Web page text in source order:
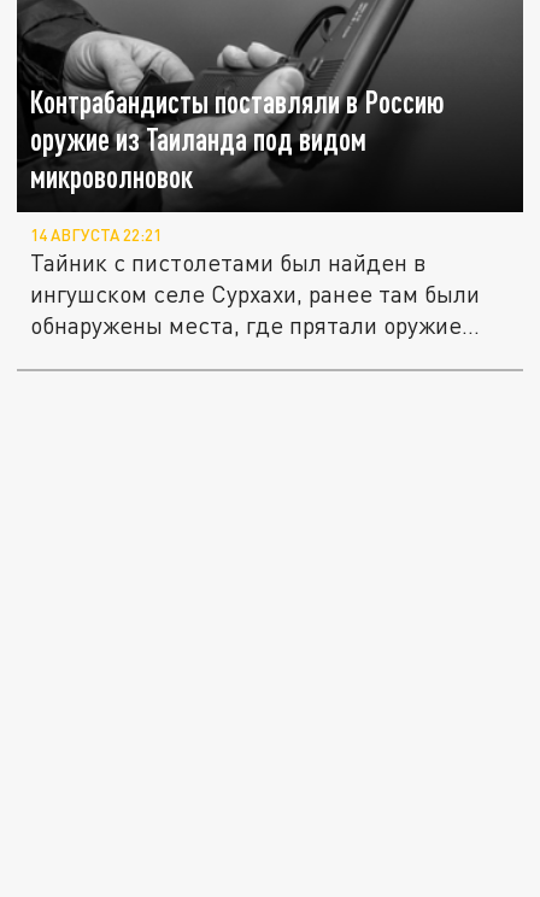
Контрабандисты поставляли в Россию
оружие из Таиланда под видом
микроволновок
14 АВГУСТА 22:21
Тайник с пистолетами был найден в
ингушском селе Сурхахи, ранее там были
обнаружены места, где прятали оружие...